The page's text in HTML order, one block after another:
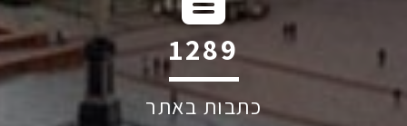
1949
כתבות באתר